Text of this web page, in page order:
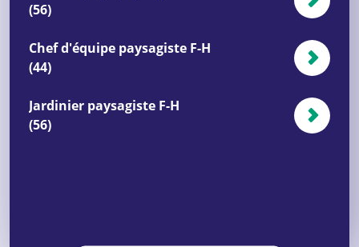
(56)
Chef d'équipe paysagiste F-H
(44)
Jardinier paysagiste F-H
(56)